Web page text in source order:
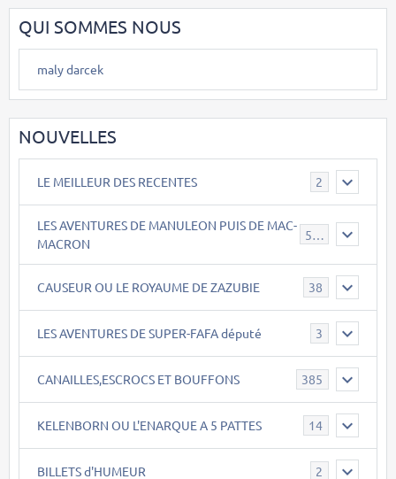
QUI SOMMES NOUS
maly darcek
NOUVELLES
LE MEILLEUR DES RECENTES 2
LES AVENTURES DE MANULEON PUIS DE MAC-
MACRON
543
CAUSEUR OU LE ROYAUME DE ZAZUBIE 38
LES AVENTURES DE SUPER-FAFA député 3
CANAILLES,ESCROCS ET BOUFFONS 385
KELENBORN OU L'ENARQUE A 5 PATTES 14
BILLETS d'HUMEUR 2